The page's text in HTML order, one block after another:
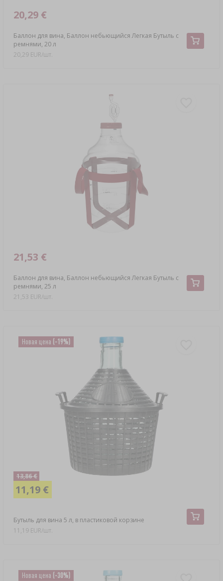
Баллон для вина, Баллон небьющийся Легкая Бутыль с
ремнями, 20 л
20,29 €
20,29 EUR/шт.
Баллон для вина, Баллон небьющийся Легкая Бутыль с
ремнями, 25 л
21,53 €
21,53 EUR/шт.
Новая цена (-19%)
Бутыль для вина 5 л, в пластиковой корзине
13,86 €
11,19 €
11,19 EUR/шт.
Новая цена (-30%)